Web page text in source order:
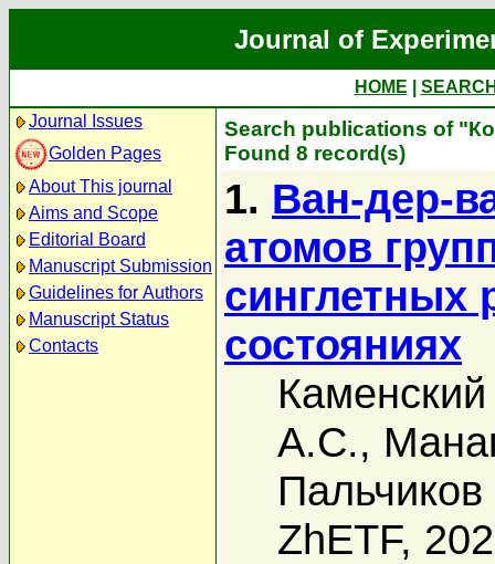
Journal of
HOME
Journal Issues
Golden Pages
About This journal
Aims and Scope
Editorial Board
Manuscript Submission
Guidelines for Authors
Manuscript Status
Contacts
Search publications of
Found 8 record(s)
1. Ван-дер-
атомов
синглетных
состояниях
А.С.,
ZhETF,